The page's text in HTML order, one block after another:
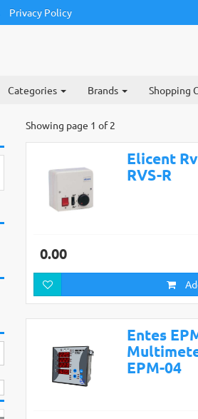
Privacy Policy
Categories Brands Shopping
Showing page 1 of 2
Elicent
RVS-R
0.00
Entes
EPM-04